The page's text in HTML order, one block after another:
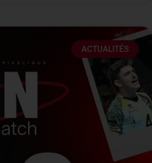
ACTUALITÉS